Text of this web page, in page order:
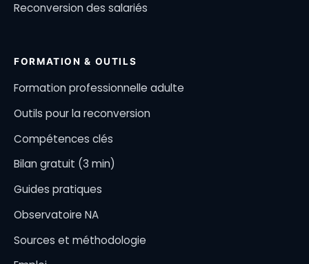
Reconversion des salariés
FORMATION & OUTILS
Formation professionnelle adulte
Outils pour la reconversion
Compétences clés
Bilan gratuit (3 min)
Guides pratiques
Observatoire NA
Sources et méthodologie